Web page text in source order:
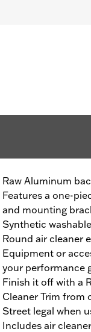
Raw Aluminum
Features a one-
and mounting
Synthetic
Round air cleaner
Equipment or
your performance
Finish it off with a
Cleaner Trim from
Street legal when
Includes air